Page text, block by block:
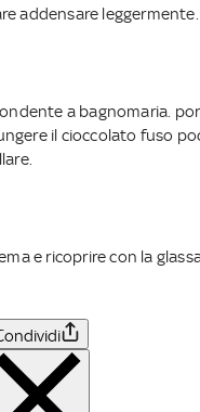
addensare leggermente.
a bagnomaria.
il cioccolato fuso
e ricoprire con la